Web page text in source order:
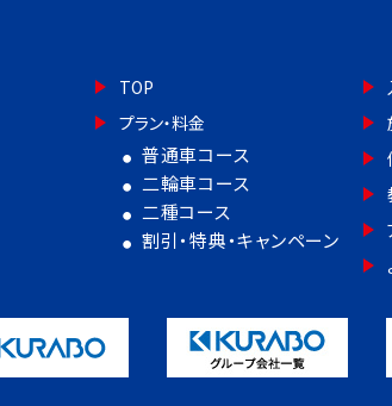
TOP
プラン・料金
普通車コース
二輪車コース
二種コース
割引・特典・キャンペーン